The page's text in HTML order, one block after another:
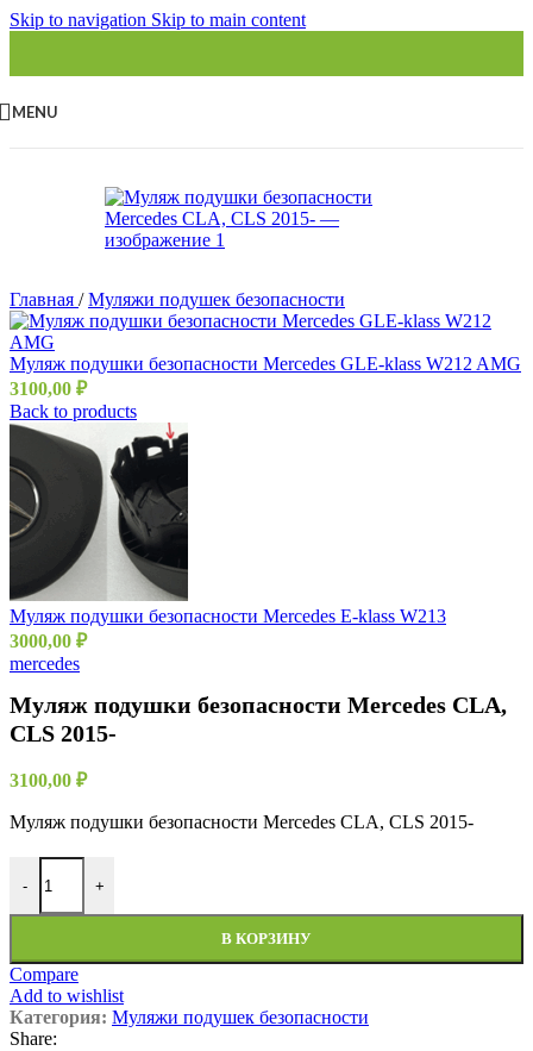
Skip to navigation Skip to main content
MENU
Главная / Муляжи подушек безопасности
Муляж подушки безопасности Mercedes GLE-klass W212 AMG
3100,00 ₽
Back to products
Муляж подушки безопасности Mercedes E-klass W213
3000,00 ₽
mercedes
Муляж подушки безопасности Mercedes CLA,
CLS 2015-
3100,00 ₽
Муляж подушки безопасности Mercedes CLA, CLS 2015-
-
Количество товара Муляж подушки безопасности Mercedes
+
В КОРЗИНУ
Compare
Add to wishlist
Категория: Муляжи подушек безопасности
Share: